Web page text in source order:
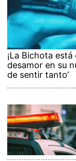
¡La Bichota
desamor en su
de sentir tanto’